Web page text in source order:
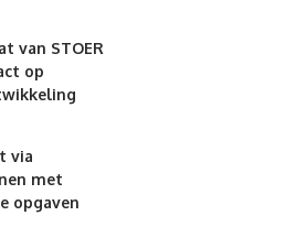
van STOER
op
via
met
opgaven